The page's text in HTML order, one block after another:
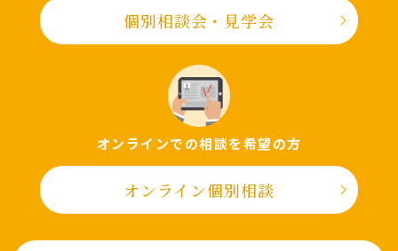
個別相談会・⾒学会
オンラインでの相談を希望の⽅
オンライン個別相談